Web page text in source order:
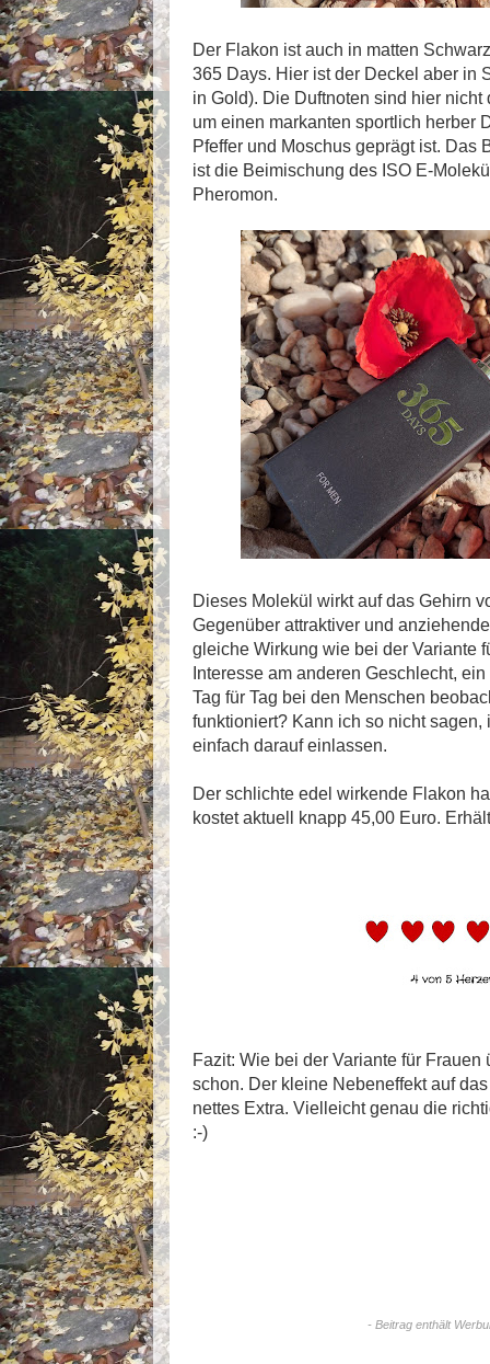
Der Flakon ist auch in matten
365 Days. Hier ist der Deckel aber in
in Gold). Die Duftnoten sind hier
um einen markanten sportlich herber
Pfeffer und Moschus geprägt ist. Das
ist die Beimischung des ISO E-
Pheromon.
Dieses Molekül wirkt auf das Gehirn
Gegenüber attraktiver und
gleiche Wirkung wie bei der Variante
Interesse am anderen Geschlecht,
Tag für Tag bei den Menschen
funktioniert? Kann ich so nicht sagen,
einfach darauf einlassen.
Der schlichte edel wirkende Flakon
kostet aktuell knapp 45,00 Euro.
Fazit: Wie bei der Variante für
schon. Der kleine Nebeneffekt auf
nettes Extra. Vielleicht genau die
:-)
- Beitrag enthält